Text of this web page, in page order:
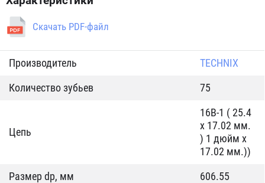
Скачать PDF-файл
Производитель
TECHNIX
Количество зубьев
75
Цепь
16B-1 ( 25.4
x 17.02 мм.
) 1 дюйм x
17.02 мм.))
Размер dp, мм
606.55